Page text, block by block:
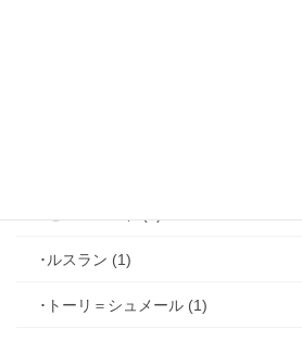
･ルスラン (1)
･トーリ＝シュメール (1)